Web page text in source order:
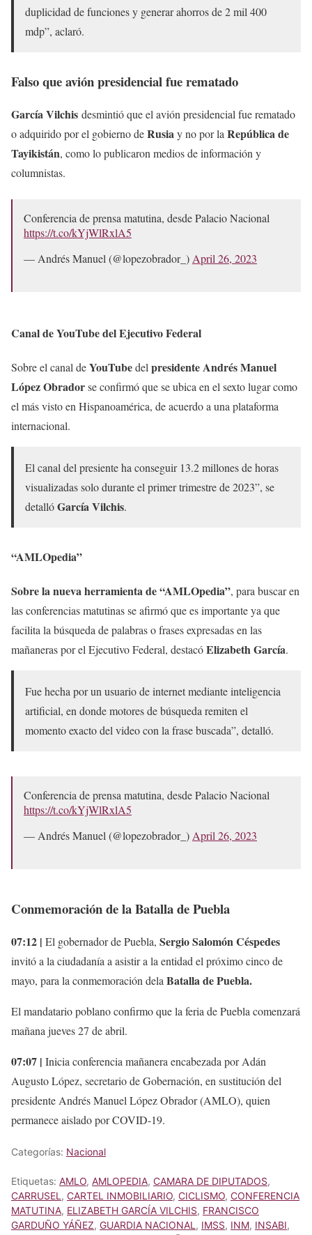
duplicidad de funciones y generar ahorros de 2 mil 400
mdp”, aclaró.
Falso que avión presidencial fue rematado
García Vilchis desmintió que el avión presidencial fue rematado
o adquirido por el gobierno deRusia y no por la República de
Tayikistán, como lo publicaron medios de información y
columnistas.
Conferencia de prensa matutina, desde Palacio Nacional
https://t.co/kYjWlRxlA5
— Andrés Manuel (@lopezobrador_) April 26, 2023
Canal de YouTube del Ejecutivo Federal
Sobre el canal deYouTubedel presidente Andrés Manuel
López Obradorse confirmó que se ubica en el sexto lugar como
el más visto en Hispanoamérica, de acuerdo a una plataforma
internacional.
El canal del presiente ha conseguir 13.2 millones de horas
visualizadas solo durante el primer trimestre de 2023”, se
detallóGarcía Vilchis.
“AMLOpedia”
Sobre la nueva herramienta de “AMLOpedia”, para buscar en
las conferencias matutinas se afirmó que es importante ya que
facilita la búsqueda de palabras o frases expresadas en las
mañaneras por el Ejecutivo Federal, destacóElizabeth García.
Fue hecha por un usuario de internet mediante inteligencia
artificial, en donde motores de búsqueda remiten el
momento exacto del video con la frase buscada”, detalló.
Conferencia de prensa matutina, desde Palacio Nacional
https://t.co/kYjWlRxlA5
— Andrés Manuel (@lopezobrador_)April 26, 2023
Conmemoración de la Batalla de Puebla
07:12 | El gobernador de Puebla, Sergio Salomón Céspedes
invitó a la ciudadanía a asistir a la entidad el próximo cinco de
mayo, para la conmemoración dela Batalla de Puebla.
El mandatario poblano confirmo que la feria de Puebla comenzará
mañana jueves 27 de abril.
07:07 | Inicia conferencia mañanera encabezada por Adán
Augusto López, secretario de Gobernación, en sustitución del
presidente Andrés Manuel López Obrador (AMLO), quien
permanece aislado por COVID-19.
Categorías: Nacional
Etiquetas: AMLO, AMLOPEDIA, CAMARA DE DIPUTADOS,
CARRUSEL , CARTEL INMOBILIARIO, CICLISMO, CONFERENCIA
MATUTINA, ELIZABETH GARCÍA VILCHIS, FRANCISCO
GARDUÑO YÁÑEZ, GUARDIA NACIONAL , IMSS, INM, INSABI,